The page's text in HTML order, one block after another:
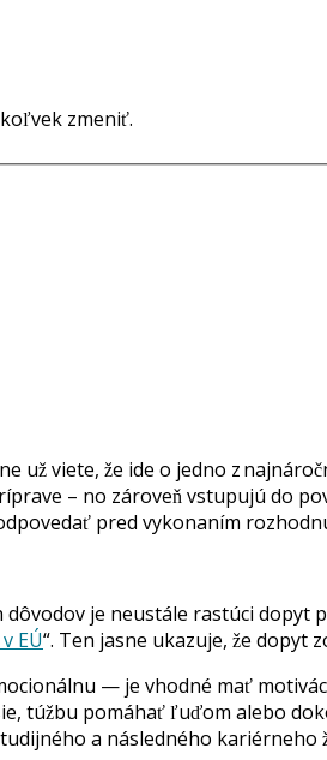
zmeniť.
viete, že ide o jedno z
– no zároveň vstupujú do
pred vykonaním
je neustále rastúci
EÚ“. Ten jasne ukazuje, že dopyt
— je vhodné mať
túžbu pomáhať ľuďom alebo
a následného kariérneho